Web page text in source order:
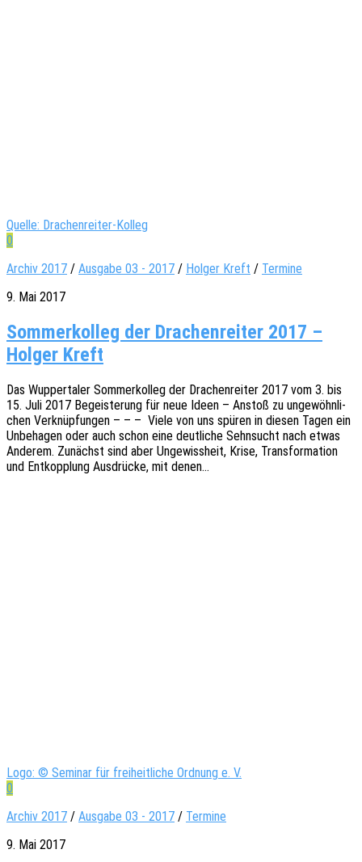
Quelle: Drachenreiter-Kolleg
0
Archiv 2017 / Ausgabe 03 - 2017 / Holger Kreft / Termine
9. Mai 2017
Sommerkolleg der Drachenreiter 2017 –
Holger Kreft
Das Wupper­ta­ler Sommer­kol­leg der Drachen­rei­ter 2017 vom 3. bis
15. Juli 2017 Begeis­te­rung für neue Ideen – Anstoß zu unge­wöhn­li­
chen Verknüp­fun­gen – – – Viele von uns spüren in diesen Tagen ein
Unbe­ha­gen oder auch schon eine deut­li­che Sehn­sucht nach etwas
Ande­rem. Zunächst sind aber Unge­wiss­heit, Krise, Trans­for­ma­ti­on
und Entkopp­lung Ausdrü­cke, mit denen…
Logo: © Seminar für freiheitliche Ordnung e. V.
0
Archiv 2017 / Ausgabe 03 - 2017 / Termine
9. Mai 2017